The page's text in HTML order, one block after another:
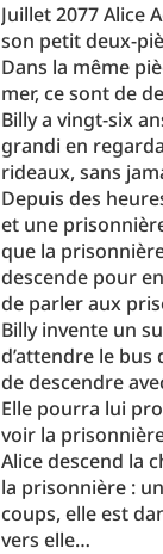
Juillet 2077 Alice
son petit deux-
Dans la même
mer, ce sont de
Billy a vingt-six
grandi en
rideaux, sans
Depuis des
et une
que la
descende pour
de parler aux
Billy invente un
d’attendre le
de descendre
Elle pourra lui
voir la
Alice descend la
la prisonnière :
coups, elle est
vers elle…